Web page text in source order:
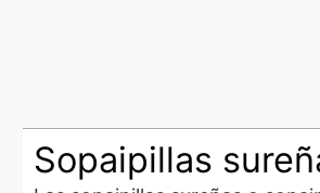
Sopaipillas